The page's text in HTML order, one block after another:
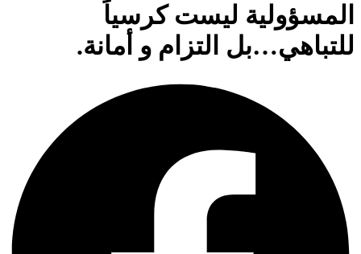
المسؤولية ليست كرسياً
للتباهي…بل التزام و أمانة.